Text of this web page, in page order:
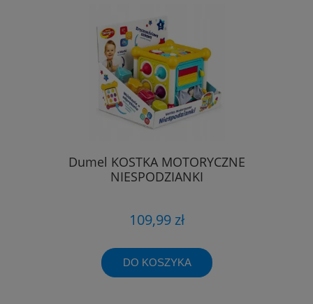
Dumel KOSTKA MOTORYCZNE
NIESPODZIANKI
109,99 zł
DO KOSZYKA